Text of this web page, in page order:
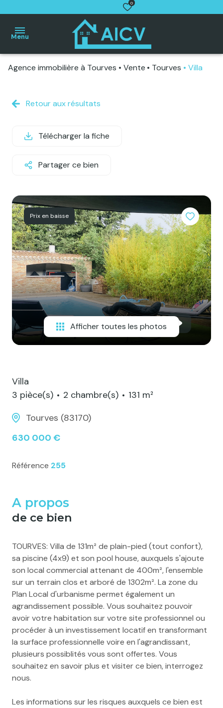
0
Menu
Accueil
Maisons
Appartements
Autres
Estimation
gratuite
Contact
Agence immobilière à Tourves Vente Tourves Villa
Retour aux résultats
Télécharger la fiche
Partager ce bien
Prix en baisse
Afficher toutes les photos
Villa
3 pièce(s)
2 chambre(s)
131 m²
Tourves (83170)
630 000 €
Référence 255
A propos
de ce bien
TOURVES: Villa de 131m² de plain-pied (tout confort),
sa piscine (4x9) et son pool house, auxquels s'ajoute
son local commercial attenant de 400m², l'ensemble
sur un terrain clos et arboré de 1302m². La zone du
Plan Local d'urbanisme permet également un
agrandissement possible. Vous souhaitez pouvoir
avoir votre habitation sur votre site professionnel ou
procéder à un investissement locatif en transformant
la surface professionnelle voire en l'agrandissant,
plusieurs possiblités vous sont offertes. Vous
souhaitez en savoir plus et visiter ce bien, interrogez
nous.
Les informations sur les risques auxquels ce bien est